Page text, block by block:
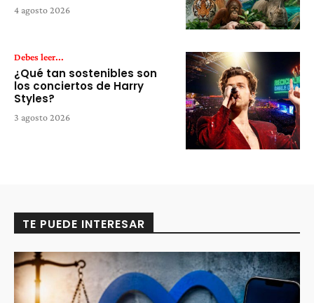
4 agosto 2026
Debes leer...
¿Qué tan sostenibles son
los conciertos de Harry
Styles?
3 agosto 2026
TE PUEDE INTERESAR